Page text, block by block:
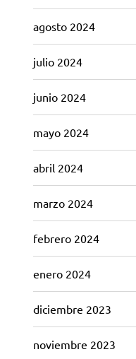
agosto 2024
julio 2024
junio 2024
mayo 2024
abril 2024
marzo 2024
febrero 2024
enero 2024
diciembre 2023
noviembre 2023